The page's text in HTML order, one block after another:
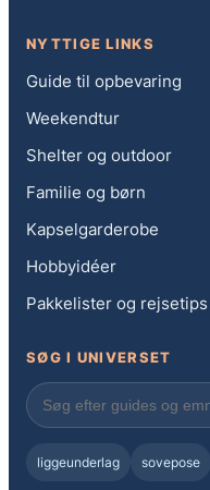
NYTTIGE LINKS
Guide til opbevaring
Weekendtur
Shelter og outdoor
Familie og børn
Kapselgarderobe
Hobbyidéer
Pakkelister og rejsetips
SØG I UNIVERSET
liggeunderlag sovepose